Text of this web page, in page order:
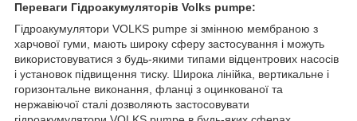
Переваги Гідроакумуляторів Volks pumpe:
Гідроакумулятори VOLKS pumpe зі змінною мембраною з
харчової гуми, мають широку сферу застосування і можуть
використовуватися з будь-якими типами відцентрових насосів
і установок підвищення тиску. Широка лінійка, вертикальне і
горизонтальне виконання, фланці з оцинкованої та
нержавіючої сталі дозволяють застосовувати